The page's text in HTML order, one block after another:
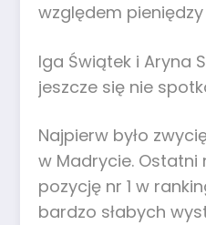
względem
Iga Świątek i Aryna
jeszcze się nie
Najpierw było
w Madrycie. Ostatni
pozycję nr 1 w
bardzo słabych